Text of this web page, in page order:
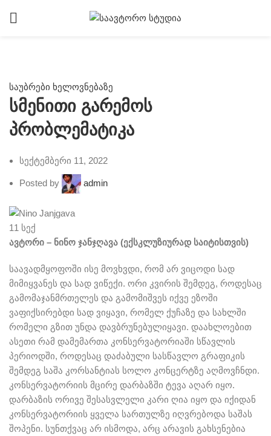
საუბრები ხელოვნებაზე
სმენითი გარემოს
პრობლემატიკა
სექტემბერი 11, 2022
Posted by admin
11 სექ
ავტორი – ნინო ჯანჯღავა (ექსკლუზიურად საიტისთვის)
საავადმყოფოში ისე მოვხვდი, რომ არ ვიცოდი სად
მიმიყვანეს და სად ვიწექი. ორი კვირის შემდეგ, როდესაც
გამომაჯანმრთელეს და გამომიშვეს იქვე ეზოში
ვაფიქსირებდი სად ვიყავი, რომელ ქუჩაზე და სახლში
რომელი გზით უნდა დავბრუნებულიყავი. დაახლოებით
ასეთი რამ დამემართა კონსერვატორიაში სწავლის
პერიოდში, როდესაც დაძაბული სასწავლო გრაფიკის
შემდეგ საშა კორსანტიას სოლო კონცერტზე აღმოვჩნდი.
კონსერვატორიის მცირე დარბაზში ტევა აღარ იყო.
დარბაზის ორივე შესასვლელი კარი ღია იყო და იქიდან
კონსერვატორიის ყველა სართულზე იღვრებოდა საშას
შოპენი. სუნთქვაც არ ისმოდა, არც არავის გახსენებია